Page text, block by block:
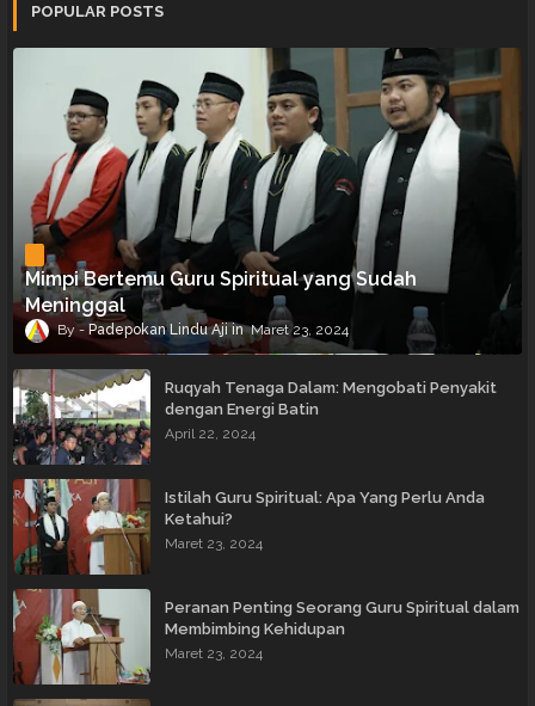
POPULAR POSTS
Mimpi Bertemu Guru Spiritual yang Sudah
Meninggal
Padepokan Lindu Aji Maret 23, 2024
Ruqyah Tenaga Dalam: Mengobati Penyakit
dengan Energi Batin
April 22, 2024
Istilah Guru Spiritual: Apa Yang Perlu Anda
Ketahui?
Maret 23, 2024
Peranan Penting Seorang Guru Spiritual dalam
Membimbing Kehidupan
Maret 23, 2024